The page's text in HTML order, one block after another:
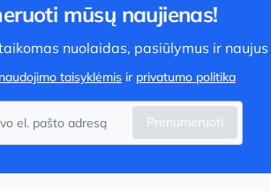
mūsų naujienas!
nuolaidas, pasiūlymus ir
naudojimo taisyklėmis ir privatumo politika
Prenumeruoti